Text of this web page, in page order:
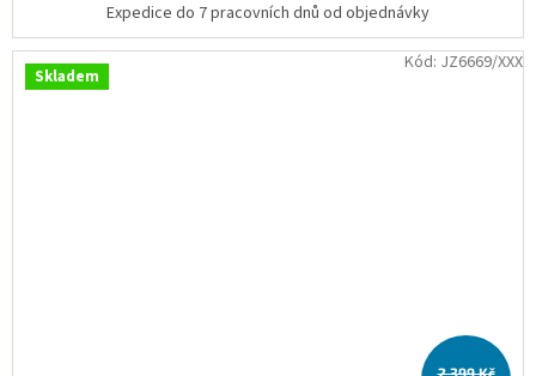
Expedice do 7 pracovních dnů od objednávky
Skladem
2 399 Kč
Kód: JZ6669/XXX